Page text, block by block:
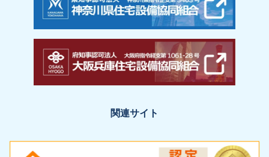
関連サイト